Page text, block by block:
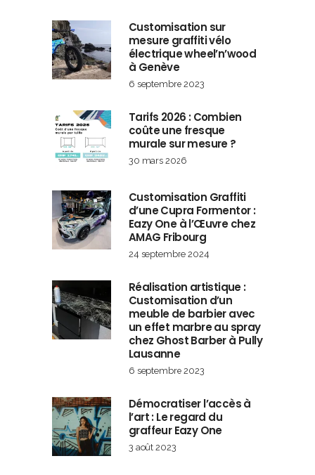
Customisation sur
mesure graffiti vélo
électrique wheel’n’wood
à Genève
6 septembre 2023
Tarifs 2026 : Combien
coûte une fresque
murale sur mesure ?
30 mars 2026
Customisation Graffiti
d’une Cupra Formentor :
Eazy One à l’Œuvre chez
AMAG Fribourg
24 septembre 2024
Réalisation artistique :
Customisation d’un
meuble de barbier avec
un effet marbre au spray
chez Ghost Barber à Pully
Lausanne
6 septembre 2023
Démocratiser l’accès à
l’art : Le regard du
graffeur Eazy One
3 août 2023